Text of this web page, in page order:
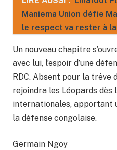
Maniema Union défie
le respect va rester à la
Un nouveau chapitre
avec lui, l’espoir d’une
RDC. Absent pour la trêve
rejoindra les Léopards dès
internationales, apportant
la défense congolaise.
Germain Ngoy